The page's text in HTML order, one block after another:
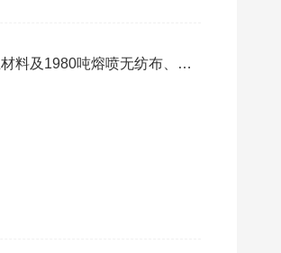
料及1980吨熔喷无纺布、纺
收监测报告表